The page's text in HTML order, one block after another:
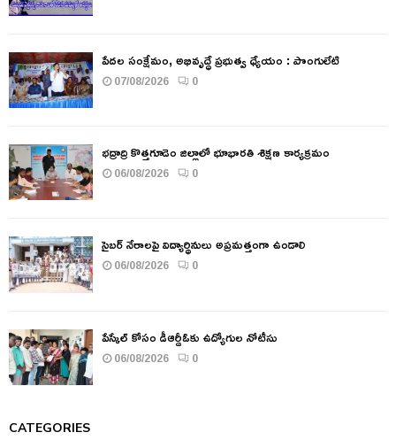
పేదల సంక్షేమం, అభివృద్ధే ప్రభుత్వ ధ్యేయం : పొంగులేటి
07/08/2026 0
భద్రాద్రి కొత్తగూడెం జిల్లాలో భూభారతి శిక్షణ కార్యక్రమం
06/08/2026 0
సైబర్ నేరాలపై విద్యార్థినులు అప్రమత్తంగా ఉండాలి
06/08/2026 0
పేస్కేల్ కోసం డీఆర్డీఓకు ఉద్యోగుల నోటీసు
06/08/2026 0
CATEGORIES